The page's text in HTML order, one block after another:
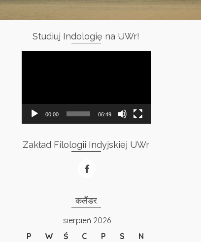
Studiuj Indologię na UWr!
00:00 06:49
Zakład Filologii Indyjskiej UWr
कलैंडर
sierpień 2026
P
W Ś C P S N